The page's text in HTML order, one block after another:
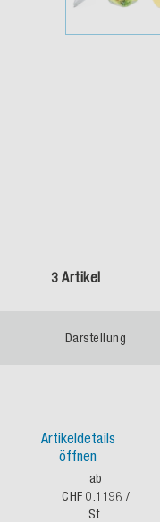
3 Artikel
Darstellung
Artikeldetails
öffnen
ab
CHF 0.1196 /
St.